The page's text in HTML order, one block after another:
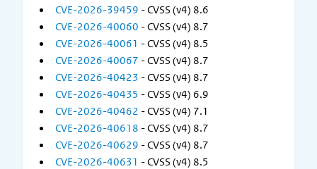
CVE-2026-39459 - CVSS (v4) 8.6
CVE-2026-40060 - CVSS (v4) 8.7
CVE-2026-40061 - CVSS (v4) 8.5
CVE-2026-40067 - CVSS (v4) 8.7
CVE-2026-40423 - CVSS (v4) 8.7
CVE-2026-40435 - CVSS (v4) 6.9
CVE-2026-40462 - CVSS (v4) 7.1
CVE-2026-40618 - CVSS (v4) 8.7
CVE-2026-40629 - CVSS (v4) 8.7
CVE-2026-40631 - CVSS (v4) 8.5